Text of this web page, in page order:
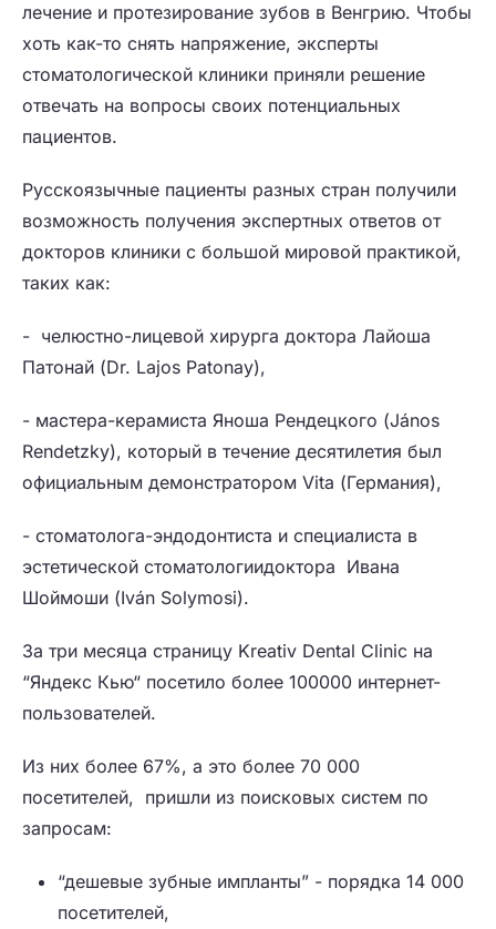
лечение и протезирование зубов в Венгрию. Чтобы
хоть как-то снять напряжение, эксперты
стоматологической клиники приняли решение
отвечать на вопросы своих потенциальных
пациентов.
Русскоязычные пациенты разных стран получили
возможность получения экспертных ответов от
докторов клиники с большой мировой практикой,
таких как:
- челюстно-лицевой хирурга доктора Лайоша
Патонай (Dr. Lajos Patonay),
- мастера-керамиста Яноша Рендецкого (János
Rendetzky), который в течение десятилетия был
официальным демонстратором Vita (Германия),
- стоматолога-эндодонтиста и специалиста в
эстетической стоматологиидоктора Ивана
Шоймоши (Iván Solymosi).
За три месяца страницу Kreativ Dental Clinic на
“Яндекс Кью“ посетило более 100000 интернет-
пользователей.
Из них более 67%, а это более 70 000
посетителей, пришли из поисковых систем по
запросам:
“дешевые зубные импланты” - порядка 14 000
посетителей,